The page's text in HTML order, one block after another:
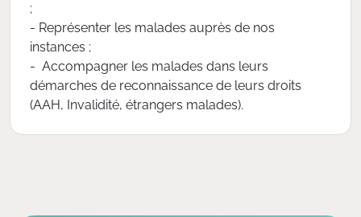
;
- Représenter les malades auprès de nos
instances ;
- Accompagner les malades dans leurs
démarches de reconnaissance de leurs droits
(AAH, Invalidité, étrangers malades).